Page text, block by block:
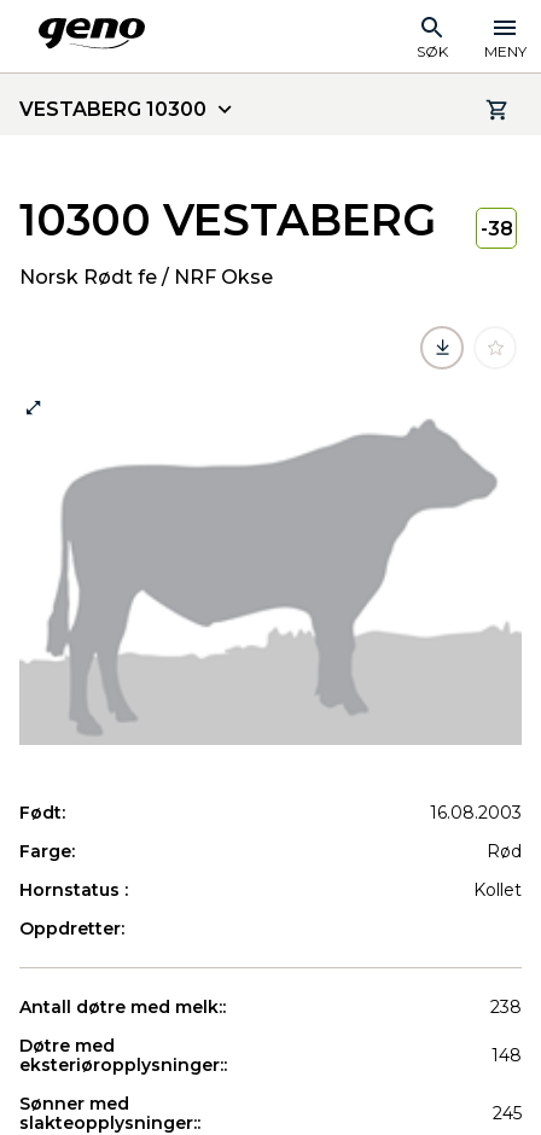
SØK MENY
VESTABERG 10300
10300 VESTABERG
Norsk Rødt fe / NRF Okse
-38
Født:
16.08.2003
Farge:
Rød
Hornstatus :
Kollet
Oppdretter:
Antall døtre med melk::
238
Døtre med
eksteriøropplysninger::
148
Sønner med
slakteopplysninger::
245